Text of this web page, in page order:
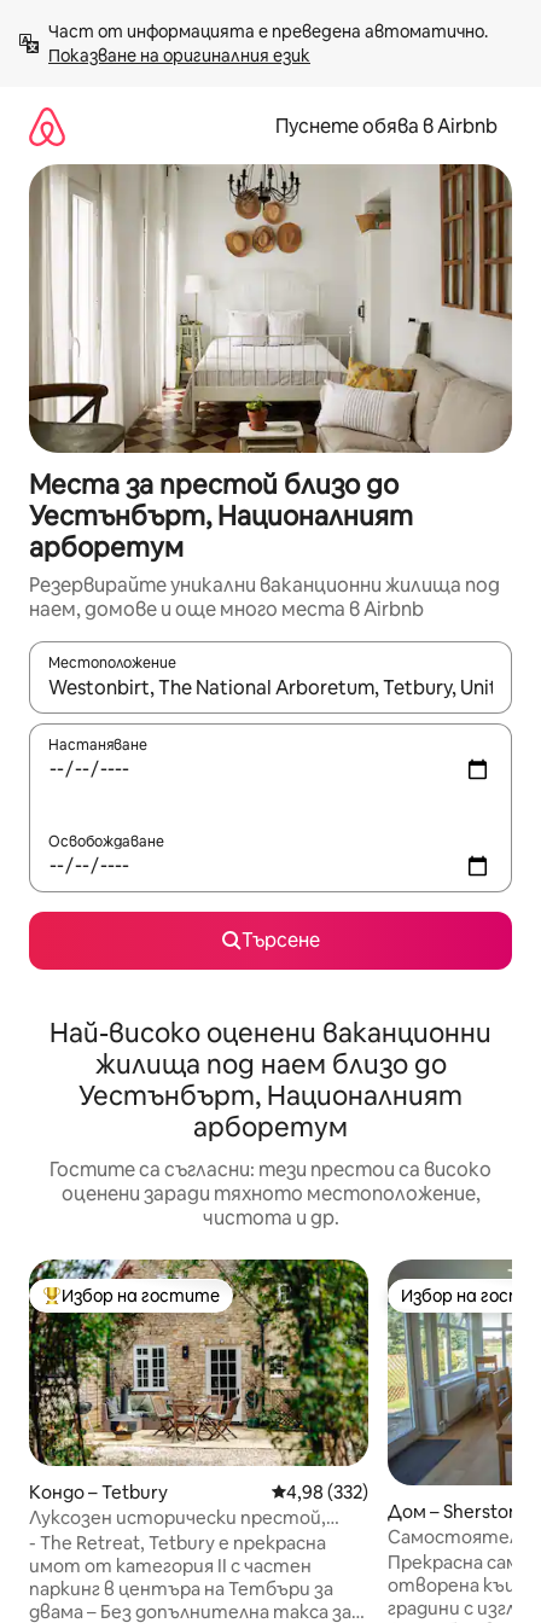
към
съдържанието
Показване на оригиналния език
Пуснете обява в Airbnb
Места за престой близо до
Уестънбърт, Националният
арборетум
Резервирайте уникални ваканционни жилища под
наем, домове и още много места в Airbnb
Местоположение
Когато резултатите се покажат, използвайте
Настаняване
Освобождаване
Търсене
Най-високо оценени ваканционни
жилища под наем близо до
Уестънбърт, Националният
арборетум
Гостите са съгласни: тези престои са високо
оценени заради тяхното местоположение,
чистота и др.
Най-популярен избор на гостите
Избор на гостите
Кондо – Tetbury Средна оценка: 4,98 от 5,
4,98 (332)
Луксозен исторически престой,
подходящ за кучета, паркинг и
градина
- The Retreat, Tetbury е прекрасна
имот от категория II с частен
паркинг в центъра на Тетбъри за
двама – Без допълнителна такса за
Избор на
Избор на
Дом – Sherston
Самостоятелна
Шърстън в
Прекрасна
отворена къща,
градини с